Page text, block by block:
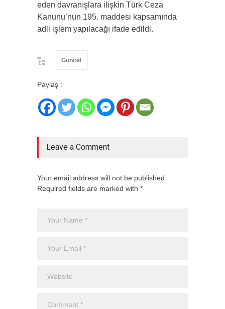
eden davranışlara ilişkin Türk Ceza
Kanunu’nun 195. maddesi kapsamında
adli işlem yapılacağı ifade edildi.
Güncel
Paylaş :
Leave a Comment
Your email address will not be published.
Required fields are marked with *